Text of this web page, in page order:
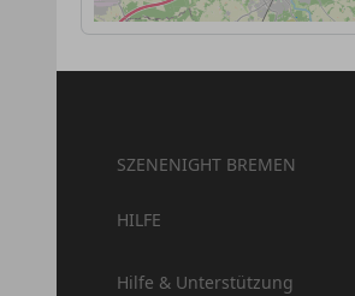
SZENENIGHT BREMEN
HILFE
Hilfe & Unterstützung